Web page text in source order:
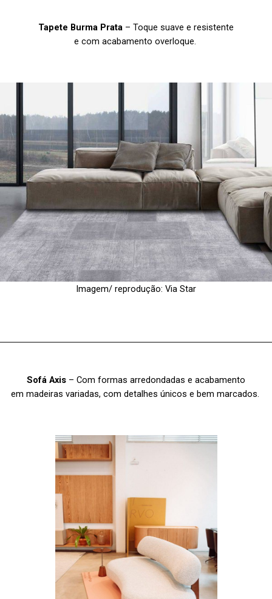
Tapete Burma Prata – Toque suave e resistente
e com acabamento overloque.
Imagem/ reprodução: Via Star
Sofá Axis – Com formas arredondadas e acabamento
em madeiras variadas, com detalhes únicos e bem marcados.